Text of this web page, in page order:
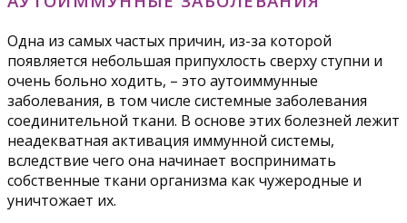
Одна из самых частых причин, из-за которой
появляется небольшая припухлость сверху ступни и
очень больно ходить, – это аутоиммунные
заболевания, в том числе системные заболевания
соединительной ткани. В основе этих болезней лежит
неадекватная активация иммунной системы,
вследствие чего она начинает воспринимать
собственные ткани организма как чужеродные и
уничтожает их.